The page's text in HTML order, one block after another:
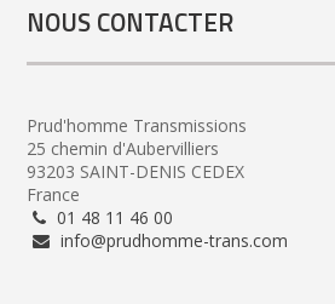
NOUS CONTACTER
Prud'homme Transmissions
25 chemin d'Aubervilliers
93203 SAINT-DENIS CEDEX
France
01 48 11 46 00
info@prudhomme-trans.com